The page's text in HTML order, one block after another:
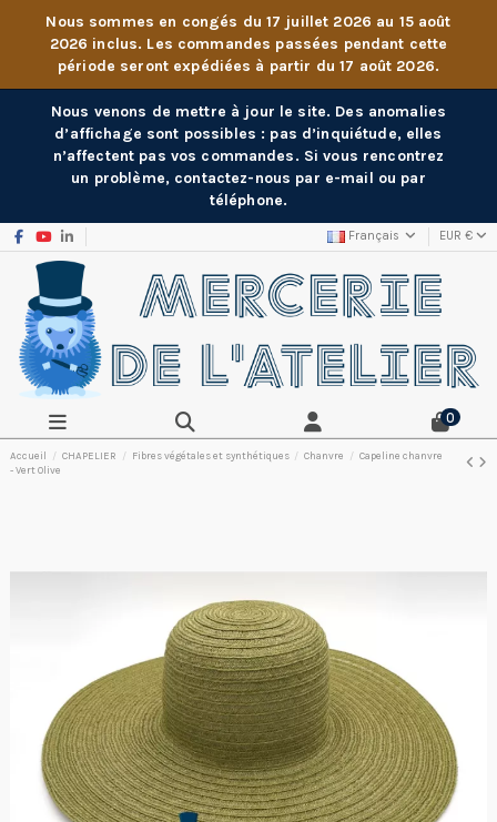
Nous sommes en congés du 17 juillet 2026 au 15 août
2026 inclus. Les commandes passées pendant cette
période seront expédiées à partir du 17 août 2026.
Nous venons de mettre à jour le site. Des anomalies
d’affichage sont possibles : pas d’inquiétude, elles
n’affectent pas vos commandes. Si vous rencontrez
un problème, contactez-nous par e-mail ou par
téléphone.
Français EUR €
0
Accueil CHAPELIER Fibres végétales et synthétiques Chanvre
Capeline chanvre
- Vert Olive